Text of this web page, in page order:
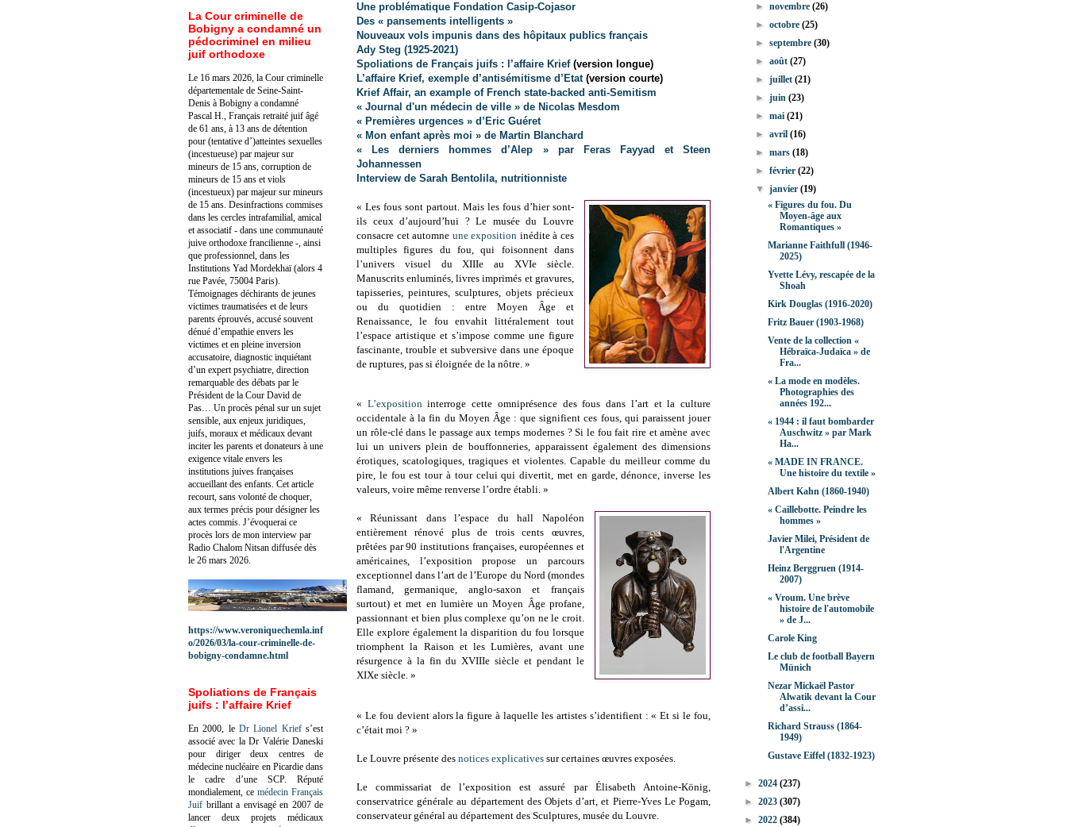
Une problématique Fondation Casip-Cojasor
Des « pansements intelligents »
Nouveaux vols impunis dans des hôpitaux publics français
Ady Steg (1925-2021)
Spoliations de Français juifs : l’affaire Krief(version longue)
L’affaire Krief, exemple d’antisémitisme d’Etat(version courte)
Krief Affair, an example of French state-backed anti-Semitism
« Journal d'un médecin de ville » de Nicolas Mesdom
« Premières urgences » d’Eric Guéret
« Mon enfant après moi » de Martin Blanchard
« Les derniers hommes d’Alep » par Feras Fayyad et Steen
Johannessen
Interview de Sarah Bentolila, nutritionniste
« Les fous sont partout. Mais les fous d’hier sont-
ils ceux d’aujourd’hui ? Le musée du Louvre
consacre cet automne une exposition inédite à ces
multiples figures du fou, qui foisonnent dans
l’univers visuel du XIIIe au XVIe siècle.
Manuscrits enluminés, livres imprimés et gravures,
tapisseries, peintures, sculptures, objets précieux
ou du quotidien : entre Moyen Âge et
Renaissance, le fou envahit littéralement tout
l’espace artistique et s’impose comme une figure
fascinante, trouble et subversive dans une époque
de ruptures, pas si éloignée de la nôtre. »
« L’expositioninterroge cette omniprésence des fous dans l’art et la culture
occidentale à la fin du Moyen Âge : que signifient ces fous, qui paraissent jouer
un rôle-clé dans le passage aux temps modernes ? Si le fou fait rire et amène avec
lui un univers plein de bouffonneries, apparaissent également des dimensions
érotiques, scatologiques, tragiques et violentes. Capable du meilleur comme du
pire, le fou est tour à tour celui qui divertit, met en garde, dénonce, inverse les
valeurs, voire même renverse l’ordre établi. »
« Réunissant dans l’espace du hall Napoléon
entièrement rénové plus de trois cents œuvres,
prêtées par 90 institutions françaises, européennes et
américaines, l’exposition propose un parcours
exceptionnel dans l’art de l’Europe du Nord (mondes
flamand, germanique, anglo-saxon et français
surtout) et met en lumière un Moyen Âge profane,
passionnant et bien plus complexe qu’on ne le croit.
Elle explore également la disparition du fou lorsque
triomphent la Raison et les Lumières, avant une
résurgence à la fin du XVIIIe siècle et pendant le
XIXe siècle. »
« Le fou devient alors la figure à laquelle les artistes s’identifient : « Et si le fou,
c’était moi ? »
Le Louvre présente des notices explicatives sur certaines œuvres exposées.
Le commissariat de l’exposition est assuré par Élisabeth Antoine-König,
conservatrice générale au département des Objets d’art, et Pierre-Yves Le Pogam,
conservateur général au département des Sculptures, musée du Louvre.
La Cour criminelle de
Bobigny a condamné un
pédocriminel en milieu
juif orthodoxe
Le 16 mars 2026, la Cour criminelle
départementale de Seine-Saint-
Denis à Bobigny a condamné
Pascal H., Français retraité juif âgé
de 61 ans, à 13 ans de détention
pour (tentative d’)atteintes sexuelles
(incestueuse) par majeur sur
mineurs de 15 ans, corruption de
mineurs de 15 ans et viols
(incestueux) par majeur sur mineurs
de 15 ans. Desinfractions commises
dans les cercles intrafamilial, amical
et associatif - dans une communauté
juive orthodoxe francilienne -, ainsi
que professionnel, dans les
Institutions Yad Mordekhaï (alors 4
rue Pavée, 75004 Paris).
Témoignages déchirants de jeunes
victimes traumatisées et de leurs
parents éprouvés, accusé souvent
dénué d’empathie envers les
victimes et en pleine inversion
accusatoire, diagnostic inquiétant
d’un expert psychiatre, direction
remarquable des débats par le
Président de la Cour David de
Pas… Un procès pénal sur un sujet
sensible, aux enjeux juridiques,
juifs, moraux et médicaux devant
inciter les parents et donateurs à une
exigence vitale envers les
institutions juives françaises
accueillant des enfants. Cet article
recourt, sans volonté de choquer,
aux termes précis pour désigner les
actes commis. J’évoquerai ce
procès lors de mon interview par
Radio Chalom Nitsan diffusée dès
le 26 mars 2026.
https://www.veroniquechemla.inf
o/2026/03/la-cour-criminelle-de-
bobigny-condamne.html
Spoliations de Français
juifs : l’affaire Krief
En 2000, le Dr Lionel Kriefs’est
associé avec la Dr Valérie Daneski
pour diriger deux centres de
médecine nucléaire en Picardie dans
le cadre d’une SCP. Réputé
mondialement, ce médecin Français
Juif brillant a envisagé en 2007 de
lancer deux projets médicaux
►novembre(26)
►octobre(25)
►septembre(30)
►août(27)
►juillet(21)
►juin(23)
►mai(21)
►avril(16)
►mars(18)
►février(22)
▼janvier(19)
« Figures du fou. Du
Moyen-âge aux
Romantiques »
Marianne Faithfull (1946-
2025)
Yvette Lévy, rescapée de la
Shoah
Kirk Douglas (1916-2020)
Fritz Bauer (1903-1968)
Vente de la collection «
Hébraïca-Judaïca » de
Fra...
« La mode en modèles.
Photographies des
années 192...
« 1944 : il faut bombarder
Auschwitz » par Mark
Ha...
« MADE IN FRANCE.
Une histoire du textile »
Albert Kahn (1860-1940)
« Caillebotte. Peindre les
hommes »
Javier Milei, Président de
l'Argentine
Heinz Berggruen (1914-
2007)
« Vroum. Une brève
histoire de l'automobile
» de J...
Carole King
Le club de football Bayern
Münich
Nezar Mickaël Pastor
Alwatik devant la Cour
d’assi...
Richard Strauss (1864-
1949)
Gustave Eiffel (1832-1923)
► 2024 (237)
► 2023 (307)
► 2022 (384)